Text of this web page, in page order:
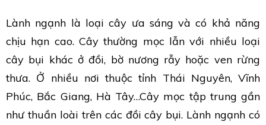
Lành ngạnh là loại cây ưa sáng và có khả năng
chịu hạn cao. Cây thường mọc lẫn với nhiều loại
cây bụi khác ở đồi, bờ nương rẫy hoặc ven rừng
thưa. Ở nhiều nơi thuộc tỉnh Thái Nguyên, Vĩnh
Phúc, Bắc Giang, Hà Tây…Cây mọc tập trung gần
như thuần loài trên các đồi cây bụi. Lành ngạnh có